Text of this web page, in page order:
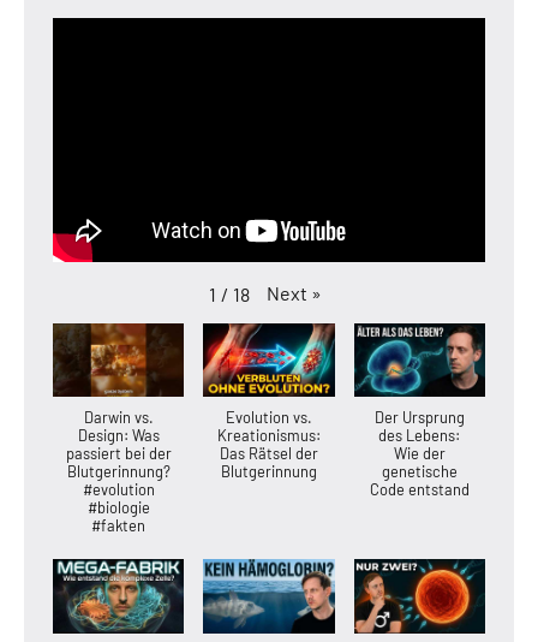
1 / 18 Next »
Darwin vs.
Design: Was
passiert bei der
Blutgerinnung?
#evolution
#biologie
#fakten
Evolution vs.
Kreationismus:
Das Rätsel der
Blutgerinnung
Der Ursprung
des Lebens:
Wie der
genetische
Code entstand